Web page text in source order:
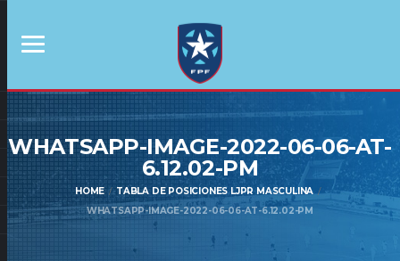
WHATSAPP-IMAGE-2022-06-06-AT-
6.12.02-PM
HOME
TABLA DE POSICIONES LJPR MASCULINA
WHATSAPP-IMAGE-2022-06-06-AT-6.12.02-PM